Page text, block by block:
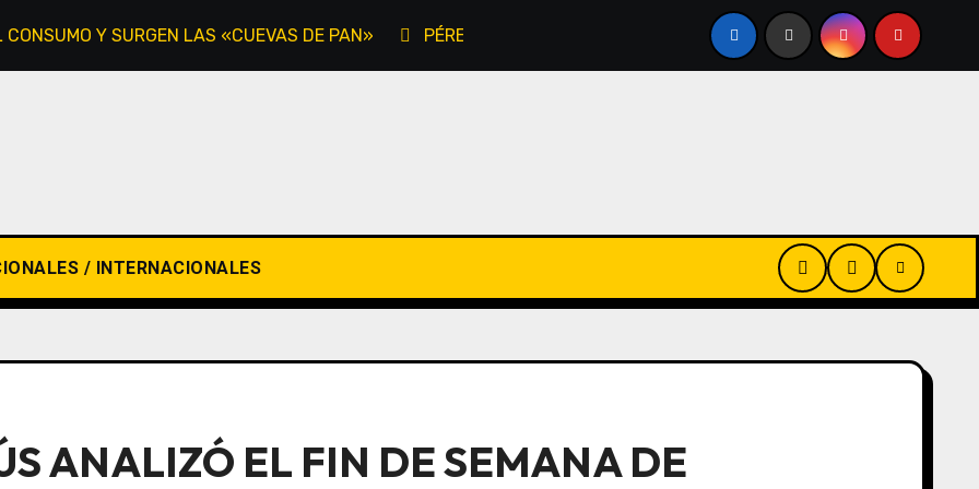
Y SURGEN LAS «CUEVAS DE PAN» PÉREZ-REVERTE CONTRA MATT DAMON EN LA ODISEA: «NO ES EL
/ INTERNACIONALES
ANALIZÓ EL FIN DE SEMANA DE